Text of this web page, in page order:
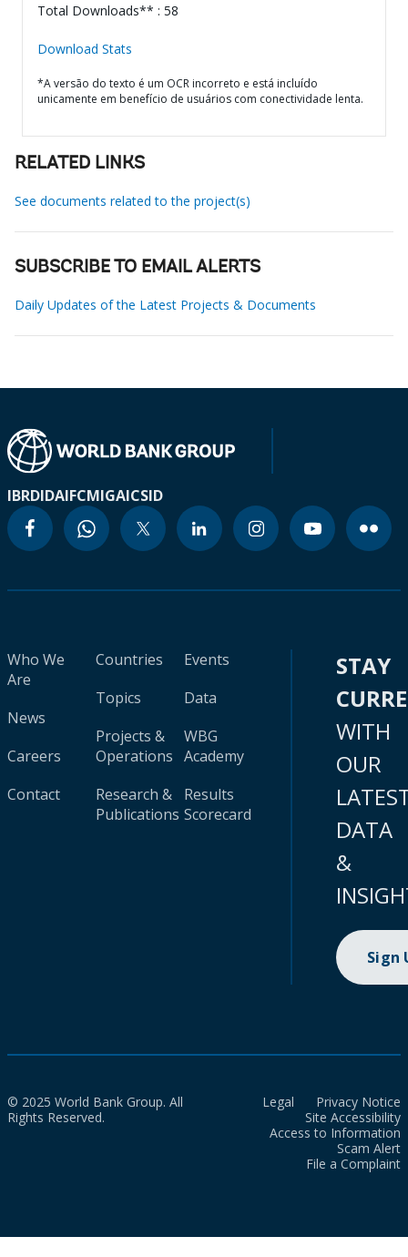
Total Downloads** : 58
Download Stats
*A versão do texto é um OCR incorreto e está incluído
unicamente em benefício de usuários com conectividade lenta.
RELATED LINKS
See documents related to the project(s)
SUBSCRIBE TO EMAIL ALERTS
Daily Updates of the Latest Projects & Documents
IBRDIDAIFCMIGAICSID
Who We
Are
News
Careers
Contact
Countries
Topics
Projects &
Operations
Research &
Publications
Events
Data
WBG
Academy
Results
Scorecard
STAY
WITH
OUR
DATA
&
Sign
© 2025 World Bank Group. All
Rights Reserved.
Legal
Privacy Notice
Site Accessibility
Access to Information
Scam Alert
File a Complaint